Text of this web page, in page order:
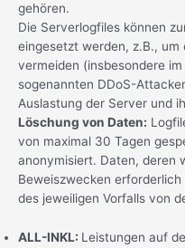
gehören.
Die Serverlogfiles können
eingesetzt werden, z.B., um
vermeiden (insbesondere
sogenannten DDoS-
Auslastung der Server und
Löschung von Daten:
von maximal 30 Tagen
anonymisiert. Daten, deren
Beweiszwecken
des jeweiligen Vorfalls von
ALL-INKL: Leistungen auf